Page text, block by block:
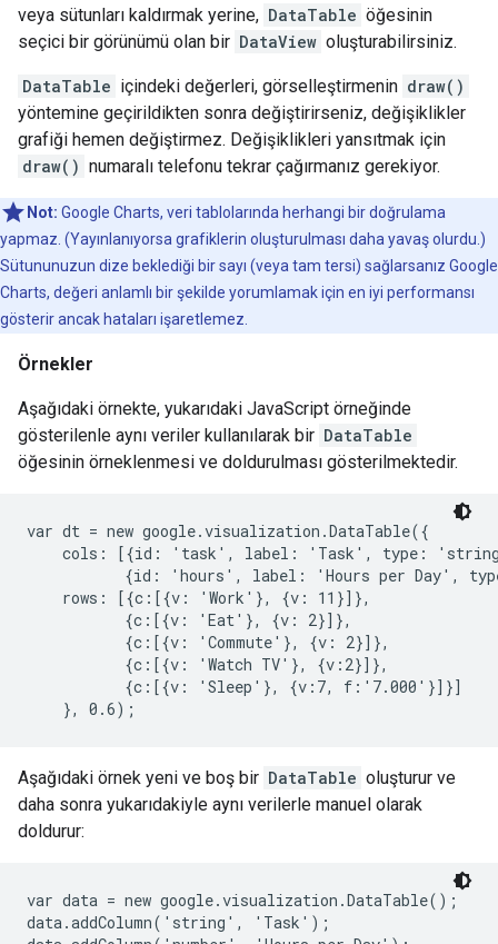
veya sütunları kaldırmak yerine, DataTable öğesinin
seçici bir görünümü olan bir DataView oluşturabilirsiniz.
DataTable içindeki değerleri, görselleştirmenin draw()
yöntemine geçirildikten sonra değiştirirseniz, değişiklikler
grafiği hemen değiştirmez. Değişiklikleri yansıtmak için
draw() numaralı telefonu tekrar çağırmanız gerekiyor.
Not: Google Charts, veri tablolarında herhangi bir doğrulama
yapmaz. (Yayınlanıyorsa grafiklerin oluşturulması daha yavaş olurdu.)
Sütununuzun dize beklediği bir sayı (veya tam tersi) sağlarsanız Google
Charts, değeri anlamlı bir şekilde yorumlamak için en iyi performansı
gösterir ancak hataları işaretlemez.
Örnekler
Aşağıdaki örnekte, yukarıdaki JavaScript örneğinde
gösterilenle aynı veriler kullanılarak bir DataTable
öğesinin örneklenmesi ve doldurulması gösterilmektedir.
var dt = new google.visualization.DataTable({
cols: [{id: 'task', label: 'Task', type:
{id: 'hours', label: 'Hours per Day',
    rows: [{c:[{v: 'Work'}, {v: 11}]},
           {c:[{v: 'Eat'}, {v: 2}]},
           {c:[{v: 'Commute'}, {v: 2}]},
           {c:[{v: 'Watch TV'}, {v:2}]},
           {c:[{v: 'Sleep'}, {v:7, f:'7.000'}]}]
    }, 0.6);
Aşağıdaki örnek yeni ve boş bir DataTable oluşturur ve
daha sonra yukarıdakiyle aynı verilerle manuel olarak
doldurur:
var data = new google.visualization.DataTable();
data.addColumn('string', 'Task');